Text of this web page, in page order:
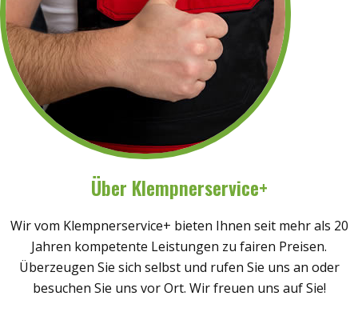
Über Klempnerservice+
Wir vom Klempnerservice+ bieten Ihnen seit mehr als 20
Jahren kompetente Leistungen zu fairen Preisen.
Überzeugen Sie sich selbst und rufen Sie uns an oder
besuchen Sie uns vor Ort. Wir freuen uns auf Sie!